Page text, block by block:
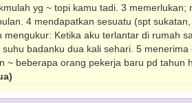
yg ~ topi kamu tadi. 3 memerlukan;
4 mendapatkan sesuatu (spt
mengukur: Ketika aku terlantar di rumah
badanku dua kali sehari. 5 menerima
~ beberapa orang pekerja baru pd tahun